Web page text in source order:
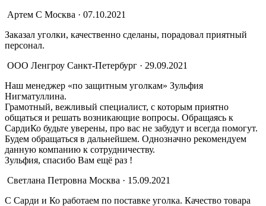
Артем С Москва · 07.10.2021
Заказал уголки, качественно сделаны, порадовал приятный
персонал.
ООО Ленгроу Санкт-Петербург · 29.09.2021
Наш менеджер «по защитным уголкам» Зульфия
Нигматуллина.
Грамотный, вежливый специалист, с которым приятно
общаться и решать возникающие вопросы. Обращаясь к
СардиКо будьте уверены, про вас не забудут и всегда помогут.
Будем обращаться в дальнейшем. Однозначно рекомендуем
данную компанию к сотрудничеству.
Зульфия, спасибо Вам ещё раз !
Светлана Петровна Москва · 15.09.2021
С Сарди и Ко работаем по поставке уголка. Качество товара